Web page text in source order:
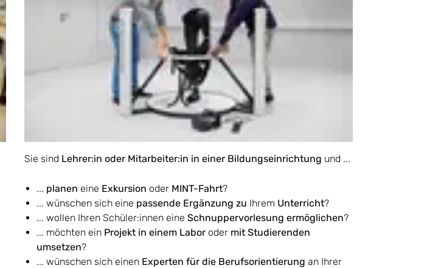
Sie sind Lehrer:in oder Mitarbeiter:in in einer Bildungseinrichtung und ...
... planen eine Exkursion oder MINT-Fahrt?
... wünschen sich eine passende Ergänzung zu Ihrem Unterricht?
... wollen Ihren Schüler:innen eine Schnuppervorlesung ermöglichen?
... möchten ein Projekt in einem Labor oder mit Studierenden
umsetzen?
... wünschen sich einen Experten für die Berufsorientierung an Ihrer